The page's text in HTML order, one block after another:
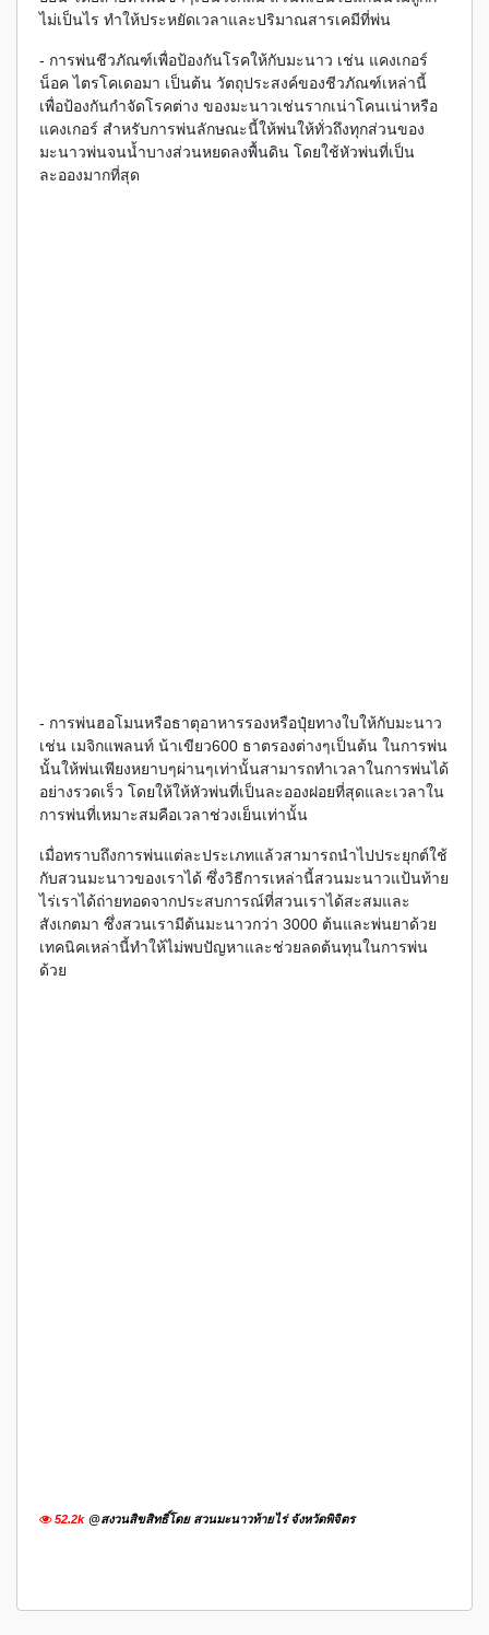
ไม่เป็นไร ทำให้ประหยัดเวลาและปริมาณสารเคมีที่พ่น
- การพ่นชีวภัณฑ์เพื่อป้องกันโรคให้กับมะนาว เช่น แคงเกอร์
น็อค ไตรโคเดอมา เป็นต้น วัตถุประสงค์ของชีวภัณฑ์เหล่านี้
เพื่อป้องกันกำจัดโรคต่าง ของมะนาวเช่นรากเน่าโคนเน่าหรือ
แคงเกอร์ สำหรับการพ่นลักษณะนี้ให้พ่นให้ทั่วถึงทุกส่วนของ
มะนาวพ่นจนน้ำบางส่วนหยดลงพื้นดิน โดยใช้หัวพ่นที่เป็น
ละอองมากที่สุด
- การพ่นฮอโมนหรือธาตุอาหารรองหรือปุ๋ยทางใบให้กับมะนาว
เช่น เมจิกแพลนท์ น้าเขียว600 ธาตรองต่างๆเป็นต้น ในการพ่น
นั้นให้พ่นเพียงหยาบๆผ่านๆเท่านั้นสามารถทำเวลาในการพ่นได้
อย่างรวดเร็ว โดยให้ให้หัวพ่นที่เป็นละอองฝอยที่สุดและเวลาใน
การพ่นที่เหมาะสมคือเวลาช่วงเย็นเท่านั้น
เมื่อทราบถึงการพ่นแต่ละประเภทแล้วสามารถนำไปประยุกต์ใช้
กับสวนมะนาวของเราได้ ซึ่งวิธีการเหล่านี้สวนมะนาวแป้นท้าย
ไร่เราได้ถ่ายทอดจากประสบการณ์ที่สวนเราได้สะสมและ
สังเกตมา ซึ่งสวนเรามีต้นมะนาวกว่า 3000 ต้นและพ่นยาด้วย
เทคนิคเหล่านี้ทำให้ไม่พบปัญหาและช่วยลดต้นทุนในการพ่น
ด้วย
52.2k @สงวนสิขสิทธิ์โดย สวนมะนาวท้ายไร่ จังหวัดพิจิตร